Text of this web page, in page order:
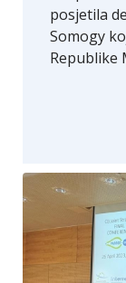
posjetila
Somogy
Republike